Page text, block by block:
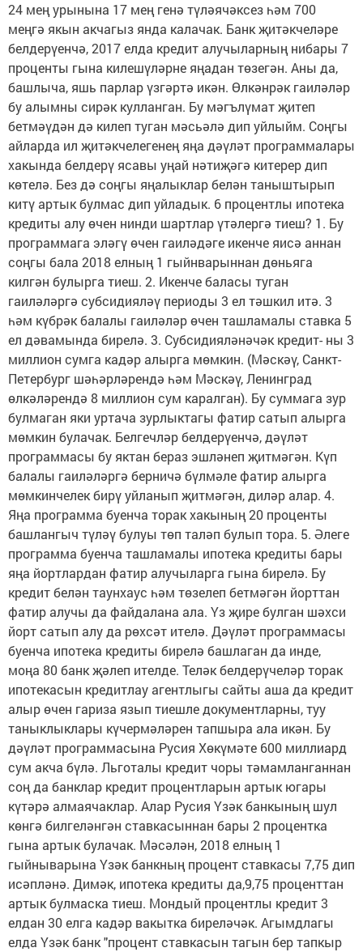
24 мең урынына 17 мең генә түләячәксез һәм 700
меңгә якын акчагыз янда калачак. Банк җитәкчеләре
белдерүенчә, 2017 елда кредит алучыларның нибары 7
проценты гына килешүләрне яңадан төзегән. Аны да,
башлыча, яшь парлар үзгәртә икән. Өлкәнрәк гаиләләр
бу алымны сирәк кулланган. Бу мәгълүмат җитеп
бетмәүдән дә килеп туган мәсьәлә дип уйлыйм. Соңгы
айларда ил җитәкчелегенең яңа дәүләт программалары
хакында белдерү ясавы уңай нәтиҗәгә китерер дип
көтелә. Без дә соңгы яңалыклар белән таныштырып
китү артык булмас дип уйладык. 6 процентлы ипотека
кредиты алу өчен нинди шартлар үтәлергә тиеш? 1. Бу
программага эләгү өчен гаиләдәге икенче яисә аннан
соңгы бала 2018 елның 1 гыйнварыннан дөньяга
килгән булырга тиеш. 2. Икенче баласы туган
гаиләләргә субсидияләү периоды 3 ел тәшкил итә. 3
һәм күбрәк балалы гаиләләр өчен ташламалы ставка 5
ел дәвамында бирелә. 3. Субсидияләнәчәк кредит- ны 3
миллион сумга кадәр алырга мөмкин. (Мәскәү, Санкт-
Петербург шәһәрләрендә һәм Мәскәү, Ленинград
өлкәләрендә 8 миллион сум каралган). Бу суммага зур
булмаган яки уртача зурлыктагы фатир сатып алырга
мөмкин булачак. Белгечләр белдерүенчә, дәүләт
программасы бу яктан бераз эшләнеп җитмәгән. Күп
балалы гаиләләргә берничә бүлмәле фатир алырга
мөмкинчелек бирү уйланып җитмәгән, диләр алар. 4.
Яңа программа буенча торак хакының 20 проценты
башлангыч түләү булуы төп таләп булып тора. 5. Әлеге
программа буенча ташламалы ипотека кредиты бары
яңа йортлардан фатир алучыларга гына бирелә. Бу
кредит белән таунхаус һәм төзелеп бетмәгән йорттан
фатир алучы да файдалана ала. Үз җире булган шәхси
йорт сатып алу да рөхсәт ителә. Дәүләт программасы
буенча ипотека кредиты бирелә башлаган да инде,
моңа 80 банк җәлеп ителде. Теләк белдерүчеләр торак
ипотекасын кредитлау агентлыгы сайты аша да кредит
алыр өчен гариза язып тиешле документларны, туу
таныклыклары күчермәләрен тапшыра ала икән. Бу
дәүләт программасына Русия Хөкүмәте 600 миллиард
сум акча бүлә. Льготалы кредит чоры тәмамланганнан
соң да банклар кредит процентларын артык югары
күтәрә алмаячаклар. Алар Русия Үзәк банкының шул
көнгә билгеләнгән ставкасыннан бары 2 процентка
гына артык булачак. Мәсәлән, 2018 елның 1
гыйныварына Үзәк банкның процент ставкасы 7,75 дип
исәпләнә. Димәк, ипотека кредиты да,9,75 проценттан
артык булмаска тиеш. Мондый процентлы кредит 3
елдан 30 елга кадәр вакытка биреләчәк. Агымдлагы
елда Үзәк банк "процент ставкасын тагын бер тапкыр